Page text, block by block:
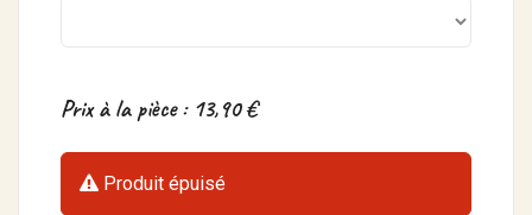
Prix à la pièce : 13,90 €
Produit épuisé